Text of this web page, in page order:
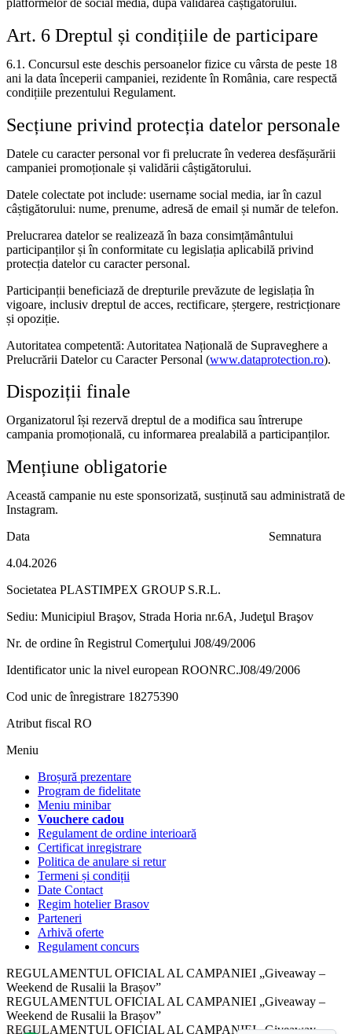
Art. 6 Dreptul și condițiile de participare
6.1. Concursul este deschis persoanelor fizice cu vârsta de peste 18
ani la data începerii campaniei, rezidente în România, care respectă
condițiile prezentului Regulament.
Secțiune privind protecția datelor personale
Datele cu caracter personal vor fi prelucrate în vederea desfășurării
campaniei promoționale și validării câștigătorului.
Datele colectate pot include: username social media, iar în cazul
câștigătorului: nume, prenume, adresă de email și număr de telefon.
Prelucrarea datelor se realizează în baza consimțământului
participanților și în conformitate cu legislația aplicabilă privind
protecția datelor cu caracter personal.
Participanții beneficiază de drepturile prevăzute de legislația în
vigoare, inclusiv dreptul de acces, rectificare, ștergere, restricționare
și opoziție.
Autoritatea competentă: Autoritatea Națională de Supraveghere a
Prelucrării Datelor cu Caracter Personal (www.dataprotection.ro).
Dispoziții finale
Organizatorul își rezervă dreptul de a modifica sau întrerupe
campania promoțională, cu informarea prealabilă a participanților.
Mențiune obligatorie
Această campanie nu este sponsorizată, susținută sau administrată de
Instagram.
Data Semnatura
4.04.2026
Societatea PLASTIMPEX GROUP S.R.L.
Sediu: Municipiul Braşov, Strada Horia nr.6A, Judeţul Braşov
Nr. de ordine în Registrul Comerţului J08/49/2006
Identificator unic la nivel european ROONRC.J08/49/2006
Cod unic de înregistrare 18275390
Atribut fiscal RO
Meniu
Broșură prezentare
Program de fidelitate
Meniu minibar
Vouchere cadou
Regulament de ordine interioară
Certificat inregistrare
Politica de anulare si retur
Termeni și condiții
Date Contact
Regim hotelier Brasov
Parteneri
Arhivă oferte
Regulament concurs
REGULAMENTUL OFICIAL AL CAMPANIEI „Giveaway –
Weekend de Rusalii la Brașov”
REGULAMENTUL OFICIAL AL CAMPANIEI „Giveaway –
Weekend de Rusalii la Brașov”
REGULAMENTUL OFICIAL AL CAMPANIEI „Giveaway –